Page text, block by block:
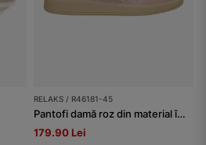
RELAKS / R46181-45
Pantofi damă roz din material împletit RELAKS
179.90 Lei